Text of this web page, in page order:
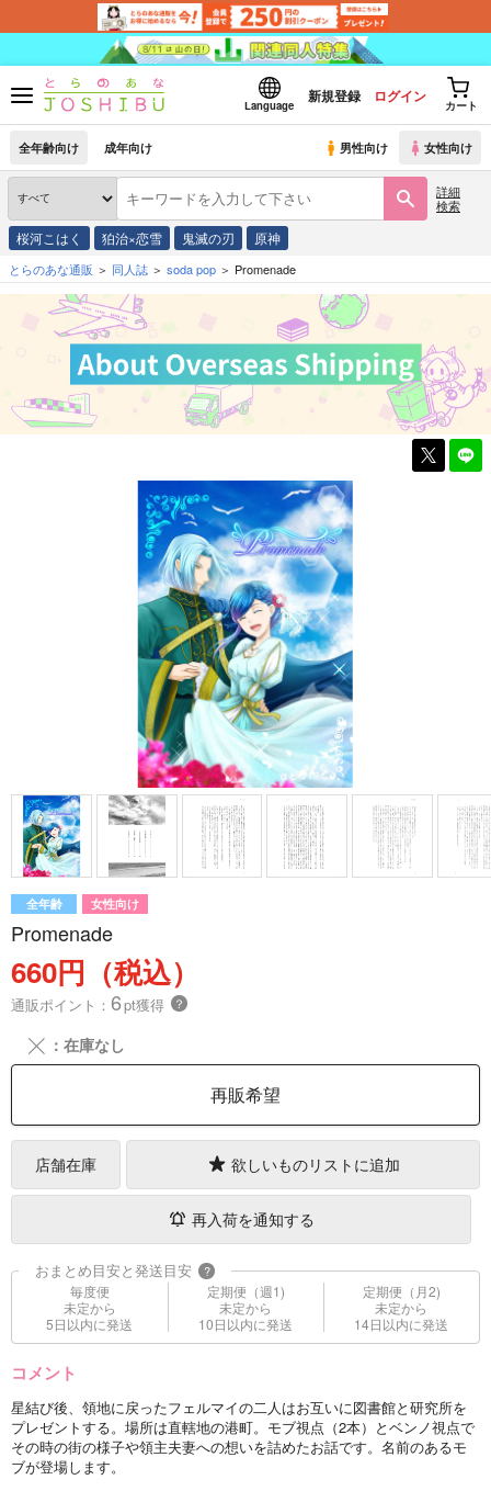
Language
新規登録 ログイン
カート
全年齢向け 成年向け 男性向け 女性向け
詳細
検索
桜河こはく 狛治×恋雪 鬼滅の刃 原神
とらのあな通販 同人誌 soda pop Promenade
全年齢 女性向け
Promenade
660円（税込）
通販ポイント： 6pt獲得 ？
╳ ：在庫なし
再販希望
店舗在庫 欲しいものリストに追加
再入荷を通知する
おまとめ目安と発送目安 ?
毎度便
未定から
5日以内に発送
定期便（週1)
未定から
10日以内に発送
定期便（月2)
未定から
14日以内に発送
コメント
星結び後、領地に戻ったフェルマイの二人はお互いに図書館と研究所を
プレゼントする。場所は直轄地の港町。モブ視点（2本）とベンノ視点で
その時の街の様子や領主夫妻への想いを詰めたお話です。名前のあるモ
ブが登場します。